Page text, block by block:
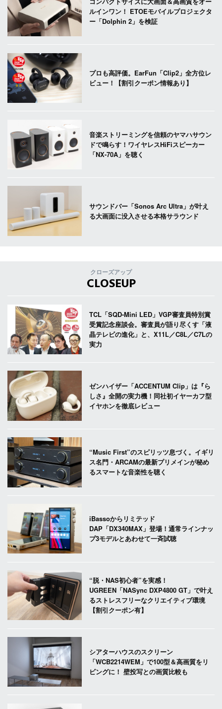
ルインワン！ ETOEモバイルプロジェクタ
ー「Dolphin 2」を検証
プロも高評価。EarFun「Clip2」全方位レ
ビュー！【割引クーポン情報あり】
音楽ストリーミングを信頼のヤマハサウン
ドで鳴らす！ワイヤレスHiFiスピーカー
「NX-70A」を聴く
サウンドバー「Sonos Arc Ultra」が叶え
る大画面に没入させる本格サラウンド
クローズアップ
CLOSEUP
TCL「SQD-Mini LED」VGP審査員特別賞
受賞記念座談会。審査員が語り尽くす「液
晶テレビの進化」と、X11L／C8L／C7Lの
実力
ゼンハイザー「ACCENTUM Clip」は『ら
しさ』全開の実力機！同社初イヤーカフ型
イヤホンを徹底レビュー
“Music First”のスピリッツ息づく。イギリ
ス名門・ARCAMの最新プリメインが秘め
るスマートな音楽性を聴く
iBassoからリミテッド
DAP「DX340MAX」登場！通常ラインナッ
プ3モデルとあわせて一斉試聴
“脱・NAS初心者”を実感！
UGREEN「NASync DXP4800 GT」で叶え
るストレスフリーなクリエイティブ環境
【割引クーポン有】
シアターハウスのスクリーン
「WCB2214WEM」で100型＆高画質をリ
ビングに！ 壁投写との画質比較も